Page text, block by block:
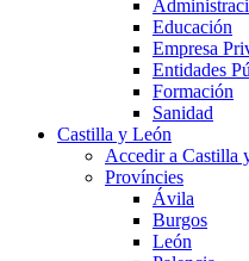
Educación
Empresa
Entidades
Formación
Sanidad
Castilla y León
Accedir a Castilla
Províncies
Ávila
Burgos
León